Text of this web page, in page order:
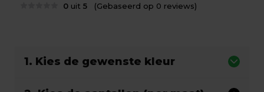
0 uit5 (Gebaseerd op 0 reviews)
1. Kies de gewenste kleur